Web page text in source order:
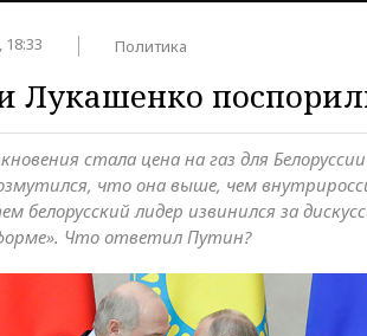
Политика
Лукашенко
стала цена на газ для
что она выше, чем
белорусский лидер извинился за
Что ответил Путин?